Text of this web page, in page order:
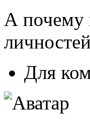
А почему
Для